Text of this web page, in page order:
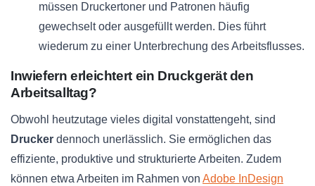
müssen Druckertoner und Patronen häufig
gewechselt oder ausgefüllt werden. Dies führt
wiederum zu einer Unterbrechung des Arbeitsflusses.
Inwiefern erleichtert ein Druckgerät den
Arbeitsalltag?
Obwohl heutzutage vieles digital vonstattengeht, sind
Drucker dennoch unerlässlich. Sie ermöglichen das
effiziente, produktive und strukturierte Arbeiten. Zudem
können etwa Arbeiten im Rahmen von Adobe InDesign